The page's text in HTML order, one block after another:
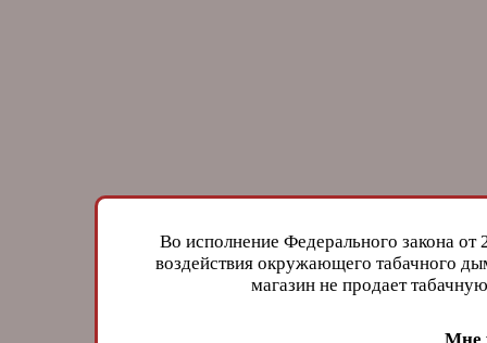
Во исполнение Федерального закона
воздействия окружающего табачного
магазин не продает